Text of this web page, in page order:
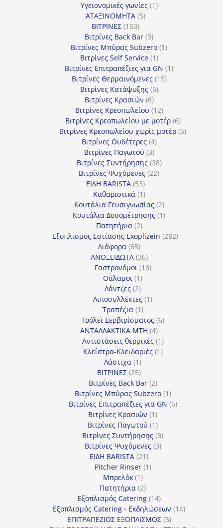
Υγειονομικές γωνίες 11
ΑΤΑΞΙΝΟΜΗΤΑ 55
ΒΙΤΡΙΝΕΣ 153153
προϊόντα
Βιτρίνες Back Bar 33
προϊόντα
Βιτρίνες Mπύρας Subzero 11
Βιτρίνες Self Service 11
προϊόν
Βιτρίνες Επιτραπέζιες για GN 11
Βιτρίνες Θερμαινόμενες 1515
Βιτρίνες Κατάψυξης 55
Βιτρίνες Κρασιών 66
προϊόντα
Βιτρίνες Κρεοπωλείου 1212
προϊόντα
Βιτρίνες Κρεοπωλείου με μοτέρ 66
προϊόντα
Βιτρίνες Κρεοπωλείου χωρίς μοτέρ 55
Βιτρίνες Ουδέτερες 44
προϊόντα
Βιτρίνες Παγωτού 33
προϊόντα
Βιτρίνες Συντήρησης 3838
προϊόντα
Βιτρίνες Ψυχόμενες 2222
ΕΙΔΗ BARISTA 5353
προϊόντα
Καθαριστικά 11
προϊόν
Κουτάλια Γευσιγνωσίας 22
προϊόντα
Κουτάλια Δοσομέτρησης 11
Πατητήρια 22
προϊόντα
Εξοπλισμός Εστίασης Exoplizein 282282
Διάφορα 6565
προϊόντα
ΑΝΟΞΕΙΔΩΤΑ 3636
προϊόντα
Γαστρονόμοι 1616
Θάλαμοι 11
προϊόν
Λάντζες 22
προϊόντα
Λιποσυλλέκτες 11
Τραπέζια 11
προϊόν
Τρόλεϊ Σερβιρίσματος 66
ΑΝΤΑΛΛΑΚΤΙΚΑ MTH 44
προϊόντα
Αντιστάσεις θερμικές 11
προϊόν
Κλείστρα-Κλειδαριές 11
Λάστιχα 11
προϊόν
ΒΙΤΡΙΝΕΣ 2525
προϊόντα
Βιτρίνες Back Bar 22
προϊόντα
Βιτρίνες Mπύρας Subzero 11
προϊόν
Βιτρίνες Επιτραπέζιες για GN 66
Βιτρίνες Κρασιών 11
προϊόν
Βιτρίνες Παγωτού 11
προϊόν
Βιτρίνες Συντήρησης 33
προϊόντα
Βιτρίνες Ψυχόμενες 33
ΕΙΔΗ BARISTA 2121
προϊόντα
Pitcher Rinser 11
Μπρελόκ 11
προϊόν
Πατητήρια 22
προϊόντα
Εξοπλισμός Catering 1414
προϊόντα
Εξοπλισμός Catering - Εκδηλώσεων 1414
ΕΠΙΤΡΑΠΕΖΙΟΣ ΕΞΟΠΛΙΣΜΟΣ 55